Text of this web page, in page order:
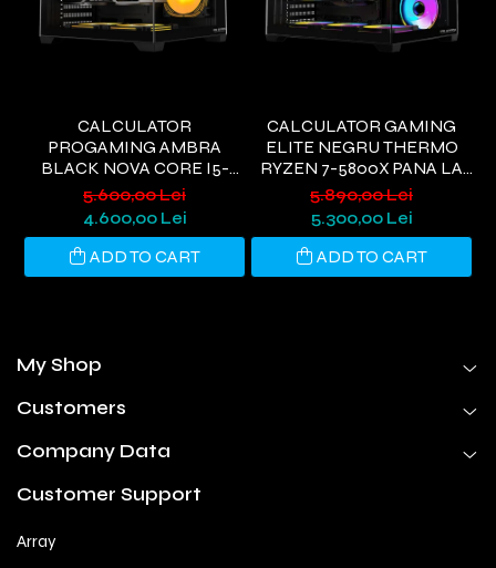
CALCULATOR
PROGAMING AMBRA
BLACK NOVA CORE I5-
9400, 32GB DDR4, 1TB SSD,
RTX 3050 6GB, WIFI 6,
WINDOWS 11 HOME
5.600,00 Lei
4.600,00 Lei
ADD TO CART
CALCULATOR GAMING
ELITE NEGRU THERMO
RYZEN 7-5800X PANA LA
4.7GHZ, 32GB DDR4, 1TB
SSD, RTX5060 8GB GDDR7,
WINDOWS 11, WI-FI 6
5.890,00 Lei
5.300,00 Lei
ADD TO CART
My Shop
Customers
Company Data
Customer Support
Array